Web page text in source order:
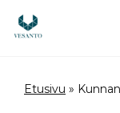
sisältöön
Etusivu »